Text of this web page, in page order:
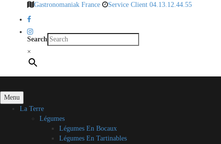
Gastronomaniak France Service Client 04.13.12.44.55
Search
×
Menu
La Terre
Légumes
Légumes En Bocaux
Légumes En Tartinables